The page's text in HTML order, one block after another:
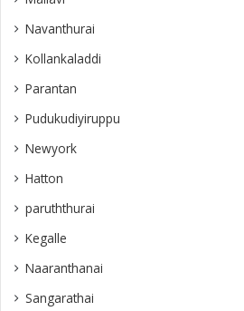
Naaranthanai
Sangarathai
Ezhuthumadduvaal
Allaipiddy
Kadurugoda
Kalutara
Chilaw
Mankuppan
Wattala
Puliyampokkanai